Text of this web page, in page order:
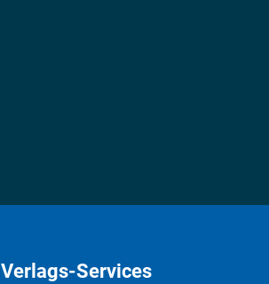
Verlags-Services